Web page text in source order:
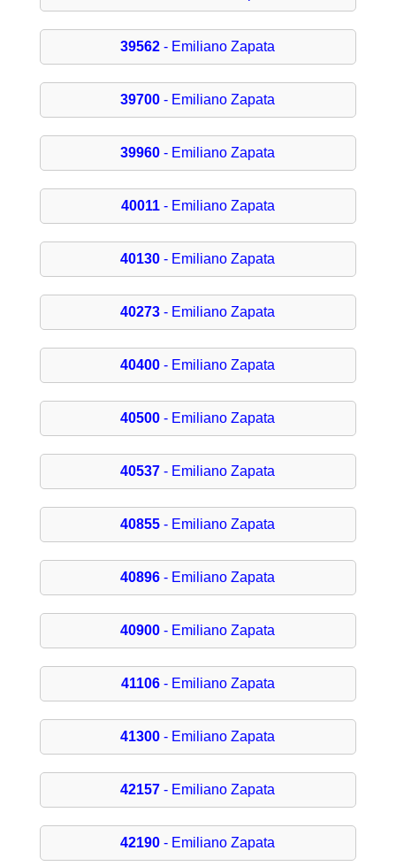
39562 - Emiliano Zapata
39700 - Emiliano Zapata
39960 - Emiliano Zapata
40011- Emiliano Zapata
40130 - Emiliano Zapata
40273 - Emiliano Zapata
40400 - Emiliano Zapata
40500 - Emiliano Zapata
40537 - Emiliano Zapata
40855 - Emiliano Zapata
40896 - Emiliano Zapata
40900 - Emiliano Zapata
41106- Emiliano Zapata
41300 - Emiliano Zapata
42157 - Emiliano Zapata
42190 - Emiliano Zapata